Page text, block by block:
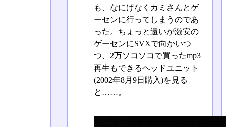
も、なにげなくカミさんとゲ
ーセンに行ってしまうのであ
った。ちょっと遠いが激安の
ゲーセンにSVXで向かいつ
つ、2万ソコソコで買ったmp3
再生もできるヘッドユニット
(2002年8月9日購入)を見る
と……。